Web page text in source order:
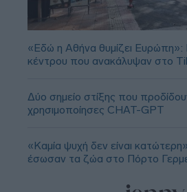
«Εδώ η Αθήνα θυμίζει Ευρώπη»:
κέντρου που ανακάλυψαν στο
Δύο σημείο στίξης που
χρησιμοποίησες CHAT-GPT
«Καμία ψυχή δεν είναι
έσωσαν τα ζώα στο Πόρτο